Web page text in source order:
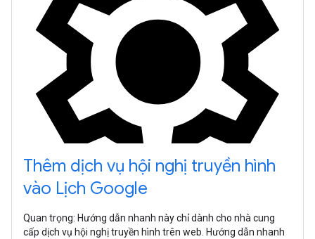
Thêm dịch vụ hội nghị truyền hình
vào Lịch Google
Quan trọng: Hướng dẫn nhanh này chỉ dành cho nhà cung
cấp dịch vụ hội nghị truyền hình trên web. Hướng dẫn nhanh